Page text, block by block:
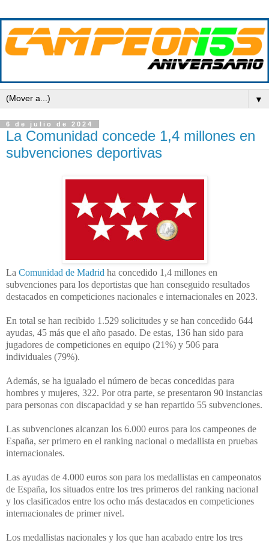
▼
6 de julio de 2024
La Comunidad concede 1,4 millones en
subvenciones deportivas
La Comunidad de Madrid ha concedido 1,4 millones en
subvenciones para los deportistas que han conseguido resultados
destacados en competiciones nacionales e internacionales en 2023.
En total se han recibido 1.529 solicitudes y se han concedido 644
ayudas, 45 más que el año pasado. De estas, 136 han sido para
jugadores de competiciones en equipo (21%) y 506 para
individuales (79%).
Además, se ha igualado el número de becas concedidas para
hombres y mujeres, 322. Por otra parte, se presentaron 90 instancias
para personas con discapacidad y se han repartido 55 subvenciones.
Las subvenciones alcanzan los 6.000 euros para los campeones de
España, ser primero en el ranking nacional o medallista en pruebas
internacionales.
Las ayudas de 4.000 euros son para los medallistas en campeonatos
de España, los situados entre los tres primeros del ranking nacional
y los clasificados entre los ocho más destacados en competiciones
internacionales de primer nivel.
Los medallistas nacionales y los que han acabado entre los tres